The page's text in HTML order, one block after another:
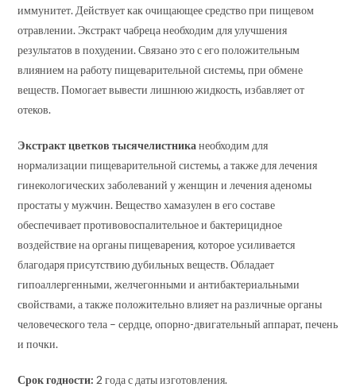
иммунитет. Действует как очищающее средство при пищевом
отравлении. Экстракт чабреца необходим для улучшения
результатов в похудении. Связано это с его положительным
влиянием на работу пищеварительной системы, при обмене
веществ. Помогает вывести лишнюю жидкость, избавляет от
отеков.
Экстракт цветков тысячелистниканеобходим для
нормализации пищеварительной системы, а также для лечения
гинекологических заболеваний у женщин и лечения аденомы
простаты у мужчин. Вещество хамазулен в его составе
обеспечивает противовоспалительное и бактерицидное
воздействие на органы пищеварения, которое усиливается
благодаря присутствию дубильных веществ. Обладает
гипоаллергенными, желчегонными и антибактериальными
свойствами, а также положительно влияет на различные органы
человеческого тела – сердце, опорно-двигательный аппарат, печень
и почки.
Срок годности: 2 года с даты изготовления.